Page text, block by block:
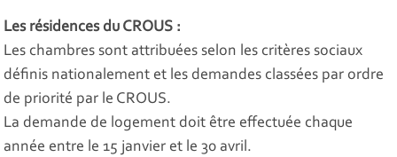
Les résidences du CROUS :
Les chambres sont attribuées selon les critères sociaux
définis nationalement et les demandes classées par ordre
de priorité par le CROUS.
La demande de logement doit être effectuée chaque
année entre le 15 janvier et le 30 avril.